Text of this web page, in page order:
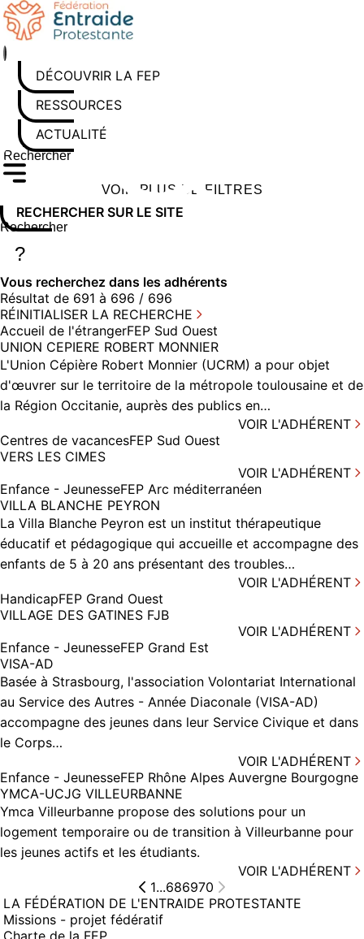
Aller
au
contenu
DÉCOUVRIR LA FEP
RESSOURCES
ACTUALITÉS
Rechercher sur le site
Saisissez au moins 3 caractères pour lancer la recherche
VOIR PLUS DE FILTRES
RECHERCHER SUR LE SITE
Rechercher sur le site
Saisissez au moins 3 caractères pour lancer la recherche
?
Vous recherchez dans les adhérents
Résultat de 691 à 696 / 696
RÉINITIALISER LA RECHERCHE
Accueil de l'étrangerFEP Sud Ouest
UNION CEPIERE ROBERT MONNIER
L'Union Cépière Robert Monnier (UCRM) a pour objet
d'œuvrer sur le territoire de la métropole toulousaine et de
la Région Occitanie, auprès des publics en…
VOIR L'ADHÉRENT
Centres de vacancesFEP Sud Ouest
VERS LES CIMES
VOIR L'ADHÉRENT
Enfance - JeunesseFEP Arc méditerranéen
VILLA BLANCHE PEYRON
La Villa Blanche Peyron est un institut thérapeutique
éducatif et pédagogique qui accueille et accompagne des
enfants de 5 à 20 ans présentant des troubles…
VOIR L'ADHÉRENT
HandicapFEP Grand Ouest
VILLAGE DES GATINES FJB
VOIR L'ADHÉRENT
Enfance - JeunesseFEP Grand Est
VISA-AD
Basée à Strasbourg, l'association Volontariat International
au Service des Autres - Année Diaconale (VISA-AD)
accompagne des jeunes dans leur Service Civique et dans
le Corps…
VOIR L'ADHÉRENT
Enfance - JeunesseFEP Rhône Alpes Auvergne Bourgogne
YMCA-UCJG VILLEURBANNE
Ymca Villeurbanne propose des solutions pour un
logement temporaire ou de transition à Villeurbanne pour
les jeunes actifs et les étudiants.
VOIR L'ADHÉRENT
1...686970
LA FÉDÉRATION DE L'ENTRAIDE PROTESTANTE
Missions - projet fédératif
Charte de la FEP